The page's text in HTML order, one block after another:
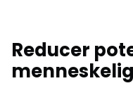
Reducer